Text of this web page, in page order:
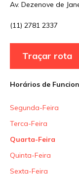
Av. Dezenove de
(11) 2781 2337
Traçar rota
Horários de
Segunda-Feira
Terca-Feira
Quarta-Feira
Quinta-Feira
Sexta-Feira